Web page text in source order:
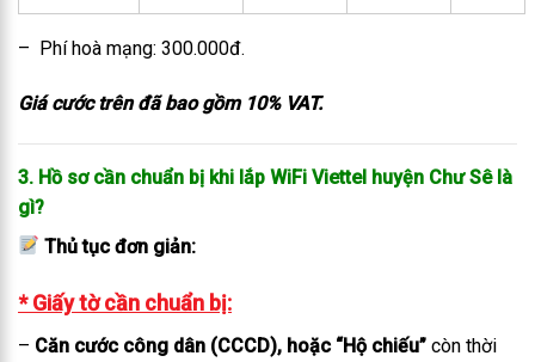
– Phí hoà mạng: 300.000đ.
Giá cước trên đã bao gồm 10% VAT.
3. Hồ sơ cần chuẩn bị khi lắp WiFi Viettel huyện Chư Sê là
gì?
Thủ tục đơn giản:
* Giấy tờ cần chuẩn bị:
– Căn cước công dân (CCCD), hoặc “Hộ chiếu” còn thời